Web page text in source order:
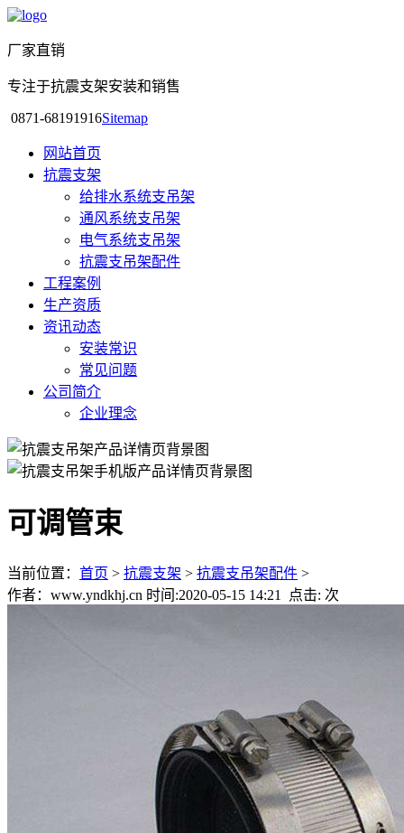
厂家直销
专注于抗震支架安装和销售
0871-68191916Sitemap
网站首页
抗震支架
给排水系统支吊架
通风系统支吊架
电气系统支吊架
抗震支吊架配件
工程案例
生产资质
资讯动态
安装常识
常见问题
公司简介
企业理念
可调管束
当前位置： 首页 > 抗震支架 > 抗震支吊架配件 >
作者：www.yndkhj.cn 时间:2020-05-15 14:21 点击: 次